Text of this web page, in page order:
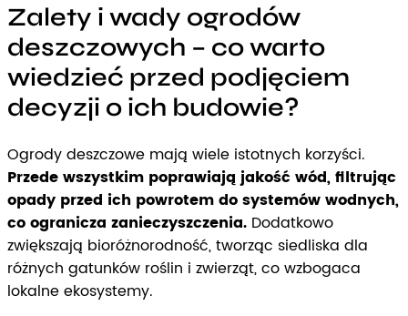
Zalety i wady ogrodów
deszczowych – co warto
wiedzieć przed podjęciem
decyzji o ich budowie?
Ogrody deszczowe mają wiele istotnych korzyści.
Przede wszystkim poprawiają jakość wód, filtrując
opady przed ich powrotem do systemów wodnych,
co ogranicza zanieczyszczenia. Dodatkowo
zwiększają bioróżnorodność, tworząc siedliska dla
różnych gatunków roślin i zwierząt, co wzbogaca
lokalne ekosystemy.